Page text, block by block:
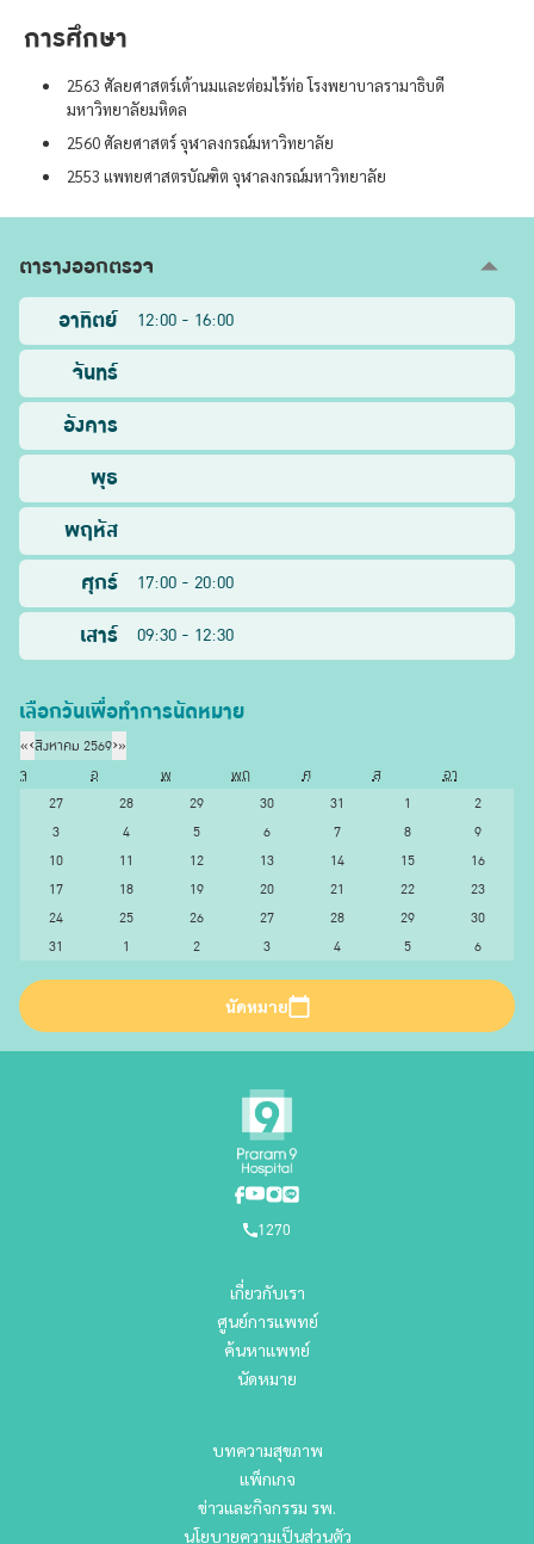
การศึกษา
2563 ศัลยศาสตร์เต้านมและต่อมไร้ท่อ โรงพยาบาลรามาธิบดี
มหาวิทยาลัยมหิดล
2560 ศัลยศาสตร์ จุฬาลงกรณ์มหาวิทยาลัย
2553 แพทยศาสตรบัณฑิต จุฬาลงกรณ์มหาวิทยาลัย
ตารางออกตรวจ
อาทิตย์
12:00 - 16:00
จันทร์
อังคาร
พุธ
พฤหัส
ศุกร์
17:00 - 20:00
เสาร์ 09:30 - 12:30
เลือกวันเพื่อทำการนัดหมาย
«‹สิงหาคม 2569›»
จ
อ พ พฤ ศ ส
อา
27
28 29 30 31 1
2
3
4 5 6 7 8
9
10
11 12 13 14 15
16
17
18 19 20 21 22
23
24
25 26 27 28 29
30
31
1 2 3 4 5 6
นัดหมาย
1270
เกี่ยวกับเรา
ศูนย์การแพทย์
ค้นหาแพทย์
นัดหมาย
บทความสุขภาพ
แพ็กเกจ
ข่าวและกิจกรรม รพ.
นโยบายความเป็นส่วนตัว